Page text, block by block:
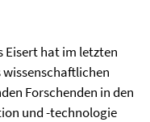
Eisert hat im letzten
Forschenden in den
und -technologie